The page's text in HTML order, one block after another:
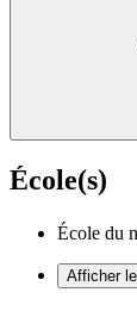
École(s)
École du
Afficher